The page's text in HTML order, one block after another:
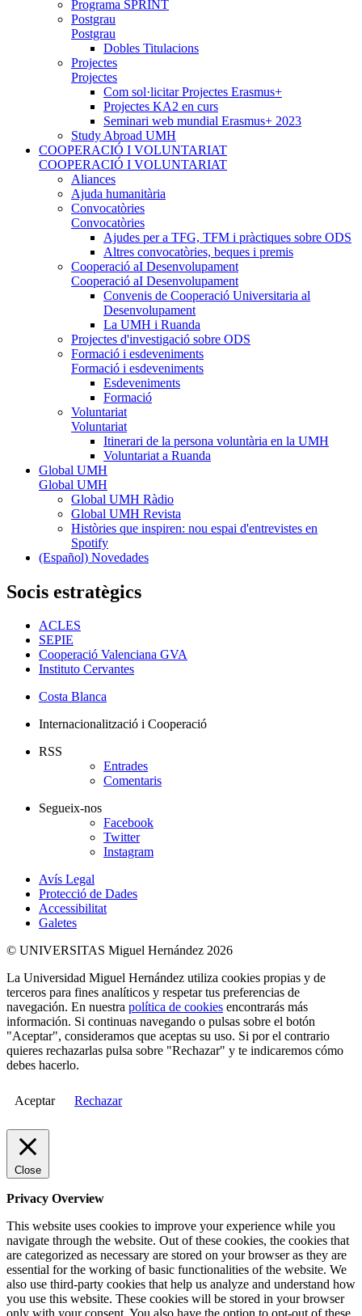
Programa SPRINT
Postgrau
Postgrau
Dobles Titulacions
Projectes
Projectes
Com sol·licitar Projectes Erasmus+
Projectes KA2 en curs
Seminari web mundial Erasmus+ 2023
Study Abroad UMH
COOPERACIÓ I VOLUNTARIAT
COOPERACIÓ I VOLUNTARIAT
Aliances
Ajuda humanitària
Convocatòries
Convocatòries
Ajudes per a TFG, TFM i pràctiques sobre ODS
Altres convocatòries, beques i premis
Cooperació aI Desenvolupament
Cooperació aI Desenvolupament
Convenis de Cooperació Universitaria al
Desenvolupament
La UMH i Ruanda
Projectes d'investigació sobre ODS
Formació i esdeveniments
Formació i esdeveniments
Esdeveniments
Formació
Voluntariat
Voluntariat
Itinerari de la persona voluntària en la UMH
Voluntariat a Ruanda
Global UMH
Global UMH
Global UMH Ràdio
Global UMH Revista
Històries que inspiren: nou espai d'entrevistes en
Spotify
(Español) Novedades
Socis estratègics
ACLES
SEPIE
Cooperació Valenciana GVA
Instituto Cervantes
Costa Blanca
Internacionalització i Cooperació
RSS
Entrades
Comentaris
Segueix-nos
Facebook
Twitter
Instagram
Avís Legal
Protecció de Dades
Accessibilitat
Galetes
© UNIVERSITAS Miguel Hernández 2026
La Universidad Miguel Hernández utiliza cookies propias y de
terceros para fines analíticos y respetar tus preferencias de
navegación. En nuestra política de cookies encontrarás más
información. Si continuas navegando o pulsas sobre el botón
"Aceptar", consideramos que aceptas su uso. Si por el contrario
quieres rechazarlas pulsa sobre "Rechazar" y te indicaremos cómo
debes hacerlo.
Aceptar Rechazar
Close
Privacy Overview
This website uses cookies to improve your experience while you
navigate through the website. Out of these cookies, the cookies that
are categorized as necessary are stored on your browser as they are
essential for the working of basic functionalities of the website. We
also use third-party cookies that help us analyze and understand how
you use this website. These cookies will be stored in your browser